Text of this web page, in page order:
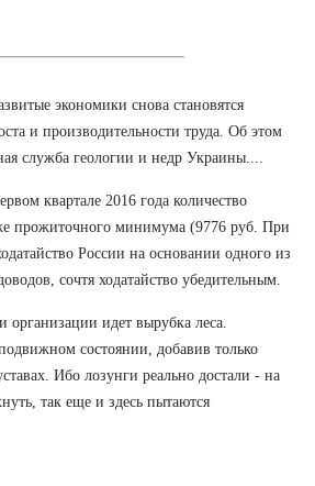
экономики снова становятся
и производительности труда. Об этом
служба геологии и недр Украины....
квартале 2016 года количество
прожиточного минимума (9776 руб. При
России на основании одного из
сочтя ходатайство убедительным.
организации идет вырубка леса.
состоянии, добавив только
Ибо лозунги реально достали - на
так еще и здесь пытаются